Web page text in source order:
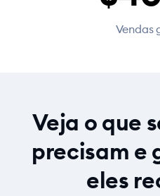
Vendas
Veja o que
precisam e
eles